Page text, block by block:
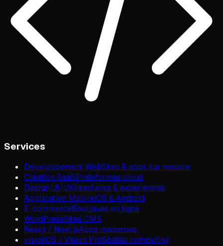
Services
Développement WebSites & apps sur mesure
Création SaaSPlateformes cloud
Design UI/UXInterfaces & expériences
Application MobileiOS & Android
E-commerceBoutiques en ligne
WordPressSites CMS
React / Next.jsApps modernes
visionOS / Vision ProSpatial computing